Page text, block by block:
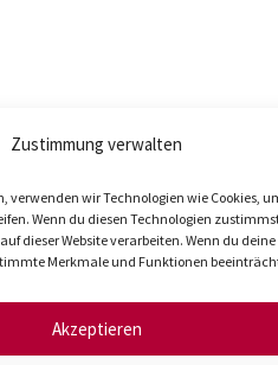
Zustimmung verwalten
verwenden wir Technologien wie Cookies,
Wenn du diesen Technologien
dieser Website verarbeiten. Wenn du
Merkmale und Funktionen
Akzeptieren